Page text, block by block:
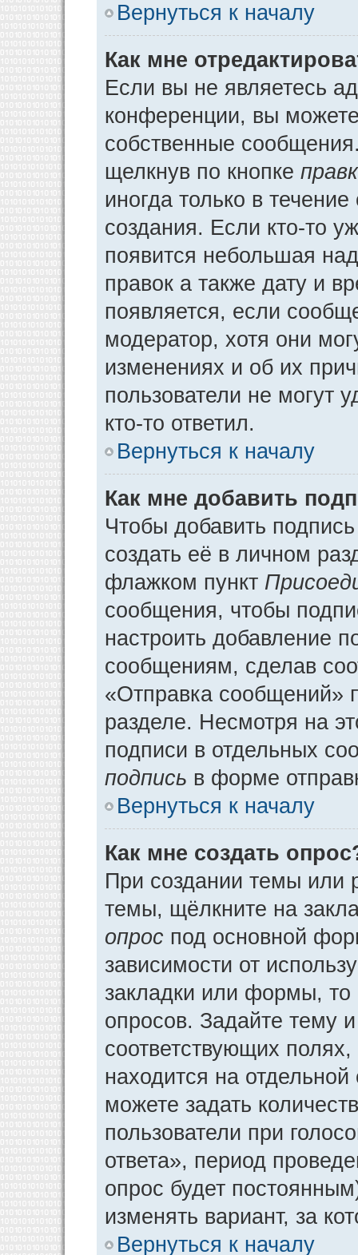
Вернуться к началу
Как мне
Если вы не являетесь
конференции, вы можете
собственные
щелкнув по кнопке
иногда только в
создания. Если кто-то
появится небольшая
правок а также дату и
появляется, если
модератор, хотя они
изменениях и об их
пользователи не могут
кто-то ответил.
Вернуться к началу
Как мне добавить
Чтобы добавить
создать её в личном
флажком пункт
сообщения, чтобы
настроить добавление
сообщениям, сделав
«Отправка сообщений»
разделе. Несмотря на
подписи в отдельных
подпись в форме
Вернуться к началу
Как мне создать
При создании темы или
темы, щёлкните на
опрос под основной
зависимости от
закладки или формы, то
опросов. Задайте тему
соответствующих
находится на
можете задать
пользователи при
ответа», период
опрос будет
изменять вариант, за
Вернуться к началу